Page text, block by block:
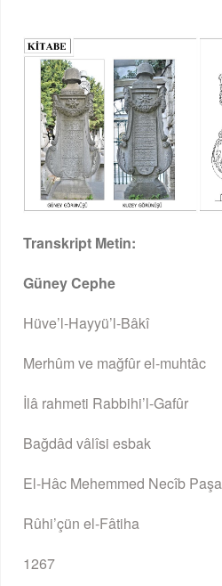
Transkript Metin:
Güney Cephe
Hüve’l-Hayyü’l-Bâkî
Merhûm ve mağfûr el-muhtâc
İlâ rahmeti Rabbihi’l-Gafûr
Bağdâd vâlîsi esbak
El-Hâc Mehemmed Necîb Paşa
Rûhi’çün el-Fâtiha
1267